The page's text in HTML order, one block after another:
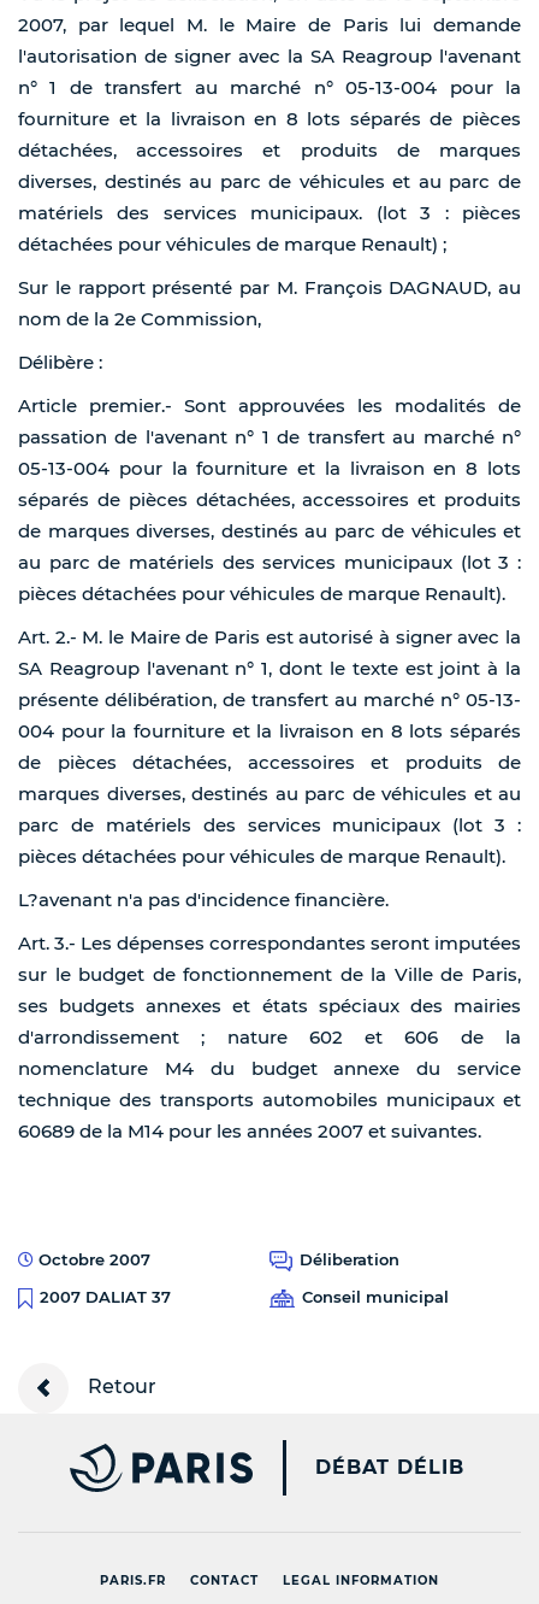
2007, par lequel M. le Maire de Paris lui demande
l'autorisation de signer avec la SA Reagroup l'avenant
n° 1 de transfert au marché n° 05-13-004 pour la
fourniture et la livraison en 8 lots séparés de pièces
détachées, accessoires et produits de marques
diverses, destinés au parc de véhicules et au parc de
matériels des services municipaux. (lot 3 : pièces
détachées pour véhicules de marque Renault) ;
Sur le rapport présenté par M. François DAGNAUD, au
nom de la 2e Commission,
Délibère :
Article premier.- Sont approuvées les modalités de
passation de l'avenant n° 1 de transfert au marché n°
05-13-004 pour la fourniture et la livraison en 8 lots
séparés de pièces détachées, accessoires et produits
de marques diverses, destinés au parc de véhicules et
au parc de matériels des services municipaux (lot 3 :
pièces détachées pour véhicules de marque Renault).
Art. 2.- M. le Maire de Paris est autorisé à signer avec la
SA Reagroup l'avenant n° 1, dont le texte est joint à la
présente délibération, de transfert au marché n° 05-13-
004 pour la fourniture et la livraison en 8 lots séparés
de pièces détachées, accessoires et produits de
marques diverses, destinés au parc de véhicules et au
parc de matériels des services municipaux (lot 3 :
pièces détachées pour véhicules de marque Renault).
L?avenant n'a pas d'incidence financière.
Art. 3.- Les dépenses correspondantes seront imputées
sur le budget de fonctionnement de la Ville de Paris,
ses budgets annexes et états spéciaux des mairies
d'arrondissement ; nature 602 et 606 de la
nomenclature M4 du budget annexe du service
technique des transports automobiles municipaux et
60689 de la M14 pour les années 2007 et suivantes.
Octobre 2007
Déliberation
2007 DALIAT 37
Conseil municipal
Retour
PARIS.FR [NEW
DÉBAT DÉLIB
PARIS.FR CONTACT LEGAL INFORMATION